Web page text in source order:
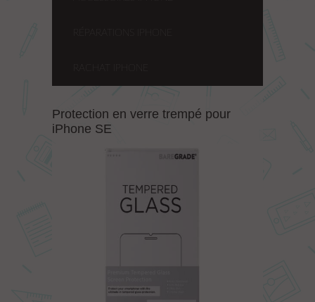
Protection en verre trempé pour
iPhone SE